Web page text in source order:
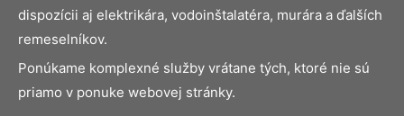
dispozícii aj elektrikára, vodoinštalatéra, murára a ďalších
remeselníkov.
Ponúkame komplexné služby vrátane tých, ktoré nie sú
priamo v ponuke webovej stránky.